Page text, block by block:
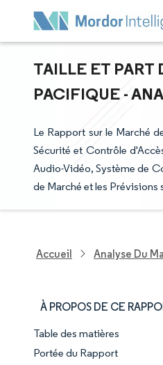
TAILLE ET PART
PACIFIQUE -
Le Rapport sur le Marché
Sécurité et Contrôle
Audio-Vidéo, Système de
de Marché et les Prévisions
Accueil Analyse Du
À PROPOS DE CE
Aperçu du marché
Table des matières
Portée du Rapport